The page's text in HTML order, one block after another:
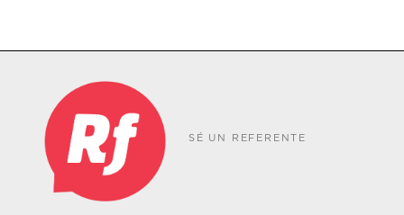
SÉ UN REFERENTE